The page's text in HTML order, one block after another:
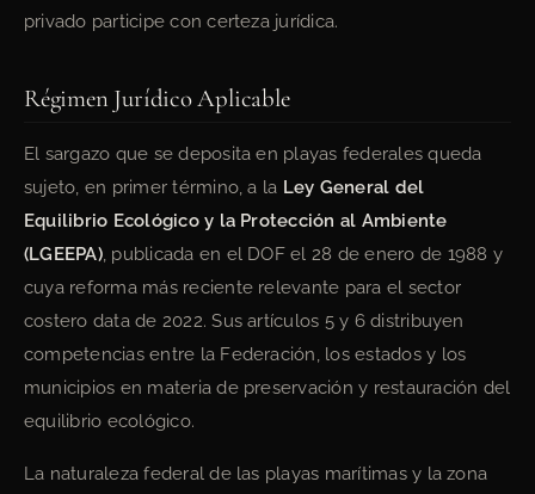
privado participe con certeza jurídica.
Régimen Jurídico Aplicable
El sargazo que se deposita en playas federales queda
sujeto, en primer término, a la Ley General del
Equilibrio Ecológico y la Protección al Ambiente
(LGEEPA), publicada en el DOF el 28 de enero de 1988 y
cuya reforma más reciente relevante para el sector
costero data de 2022. Sus artículos 5 y 6 distribuyen
competencias entre la Federación, los estados y los
municipios en materia de preservación y restauración del
equilibrio ecológico.
La naturaleza federal de las playas marítimas y la zona